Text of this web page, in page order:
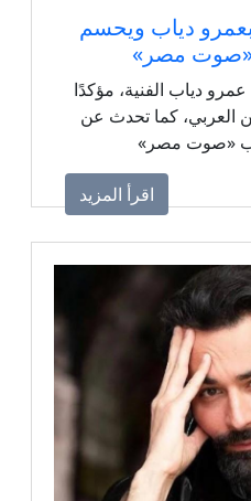
دياب ويحسم
«صوت مصر»
دياب الفنية، مؤكدًا
العربي، كما تحدث عن
«صوت مصر»
اقرأ المزيد